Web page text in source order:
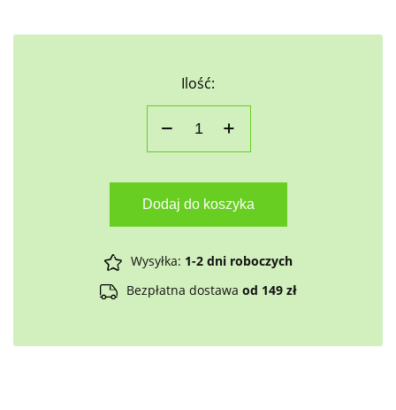
Ilość:
Dodaj do koszyka
Wysyłka: 1-2 dni roboczych
Bezpłatna dostawa od 149 zł